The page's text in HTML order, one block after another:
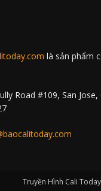
là sản phẩm
Road #109, San Jose,
Truyền Hình Cali Today